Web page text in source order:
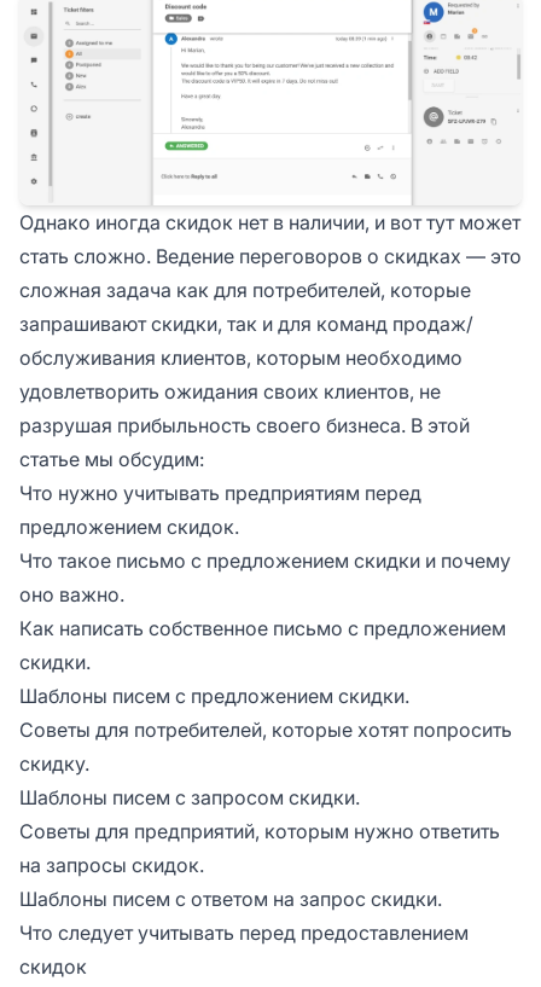
Однако иногда скидок нет в наличии, и вот тут может
стать сложно. Ведение переговоров о скидках — это
сложная задача как для потребителей, которые
запрашивают скидки, так и для команд продаж/
обслуживания клиентов, которым необходимо
удовлетворить ожидания своих клиентов, не
разрушая прибыльность своего бизнеса. В этой
статье мы обсудим:
Что нужно учитывать предприятиям перед
предложением скидок.
Что такое письмо с предложением скидки и почему
оно важно.
Как написать собственное письмо с предложением
скидки.
Шаблоны писем с предложением скидки.
Советы для потребителей, которые хотят попросить
скидку.
Шаблоны писем с запросом скидки.
Советы для предприятий, которым нужно ответить
на запросы скидок.
Шаблоны писем с ответом на запрос скидки.
Что следует учитывать перед предоставлением
скидок